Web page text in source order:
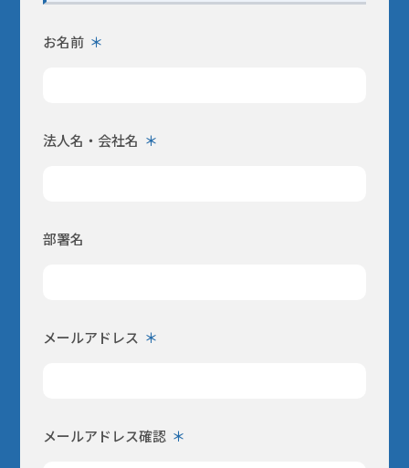
お名前
法人名・会社名
部署名
メールアドレス
メールアドレス確認